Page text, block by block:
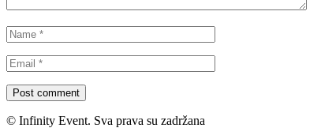
Post comment
© Infinity Event. Sva prava su zadržana